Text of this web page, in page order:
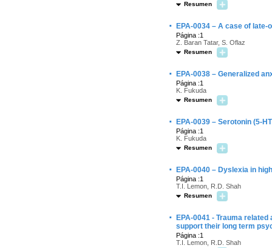
Resumen
· EPA-0034 – A case of
Página :1
Z. Baran Tatar, S. Oflaz
Resumen
· EPA-0038 – Generalized
Página :1
K. Fukuda
Resumen
· EPA-0039 – Serotonin (5-
Página :1
K. Fukuda
Resumen
· EPA-0040 – Dyslexia in
Página :1
T.I. Lemon, R.D. Shah
Resumen
·
EPA-0041 - Trauma
support their long term
Página :1
T.I. Lemon, R.D. Shah